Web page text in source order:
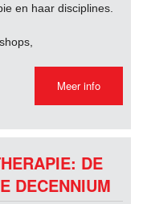
en haar disciplines.
Meer info
DE
DECENNIUM